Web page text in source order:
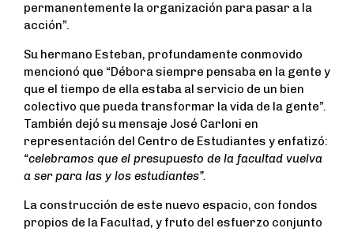
permanentemente la organización para pasar a la
acción”.
Su hermano Esteban, profundamente conmovido
mencionó que “Débora siempre pensaba en la gente y
que el tiempo de ella estaba al servicio de un bien
colectivo que pueda transformar la vida de la gente”.
También dejó su mensaje José Carloni en
representación del Centro de Estudiantes y enfatizó:
“celebramos que el presupuesto de la facultad vuelva
a ser para las y los estudiantes”.
La construcción de este nuevo espacio, con fondos
propios de la Facultad, y fruto del esfuerzo conjunto